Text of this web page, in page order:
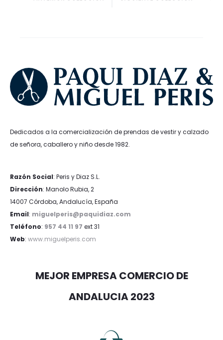
Dedicados a la comercialización de prendas de vestir y calzado
de señora, caballero y niño desde 1982.
Razón Social: Peris y Diaz S.L.
Dirección: Manolo Rubia, 2
14007 Córdoba, Andalucía, España
Email: miguelperis@paquidiaz.com
Teléfono: 957 44 11 97 ext 31
Web: www.miguelperis.com
MEJOR EMPRESA COMERCIO DE
ANDALUCIA 2023